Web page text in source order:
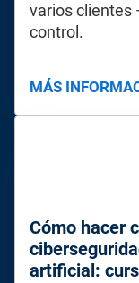
varios clientes
control.
MÁS
Cómo hacer
artificial: